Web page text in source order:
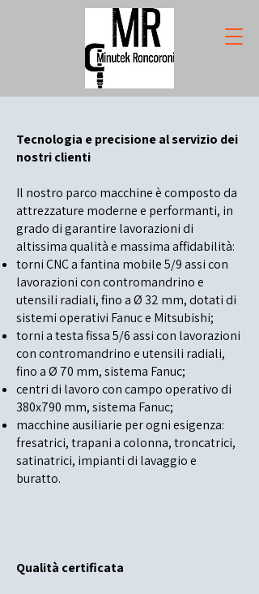
Tecnologia e precisione al servizio dei
nostri clienti
Il nostro parco macchine è composto da
attrezzature moderne e performanti, in
grado di garantire lavorazioni di
altissima qualità e massima affidabilità:
torni CNC a fantina mobile 5/9 assi con
lavorazioni con contromandrino e
utensili radiali, fino a Ø 32 mm, dotati di
sistemi operativi Fanuc e Mitsubishi;
torni a testa fissa 5/6 assi con lavorazioni
con contromandrino e utensili radiali,
fino a Ø 70 mm, sistema Fanuc;
centri di lavoro con campo operativo di
380x790 mm, sistema Fanuc;
macchine ausiliarie per ogni esigenza:
fresatrici, trapani a colonna, troncatrici,
satinatrici, impianti di lavaggio e
buratto.
Qualità certificata